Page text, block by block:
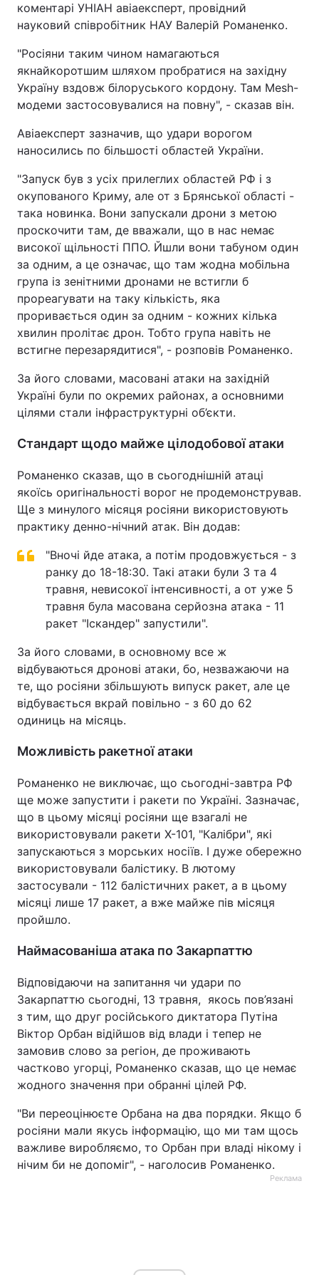
коментарі УНІАН авіаексперт, провідний
науковий співробітник НАУ Валерій Романенко.
"Росіяни таким чином намагаються
якнайкоротшим шляхом пробратися на західну
Україну вздовж білоруського кордону. Там Mesh-
модеми застосовувалися на повну", - сказав він.
Авіаексперт зазначив, що удари ворогом
наносились по більшості областей України.
"Запуск був з усіх прилеглих областей РФ і з
окупованого Криму, але от з Брянської області -
така новинка. Вони запускали дрони з метою
проскочити там, де вважали, що в нас немає
високої щільності ППО. Йшли вони табуном один
за одним, а це означає, що там жодна мобільна
група із зенітними дронами не встигли б
прореагувати на таку кількість, яка
проривається один за одним - кожних кілька
хвилин пролітає дрон. Тобто група навіть не
встигне перезарядитися", - розповів Романенко.
За його словами, масовані атаки на західній
Україні були по окремих районах, а основними
цілями стали інфраструктурні об’єкти.
Стандарт щодо майже цілодобової атаки
Романенко сказав, що в сьогоднішній атаці
якоїсь оригінальності ворог не продемонстрував.
Ще з минулого місяця росіяни використовують
практику денно-нічний атак. Він додав:
"Вночі йде атака, а потім продовжується - з
ранку до 18-18:30. Такі атаки були 3 та 4
травня, невисокої інтенсивності, а от уже 5
травня була масована серйозна атака - 11
ракет "Іскандер" запустили".
За його словами, в основному все ж
відбуваються дронові атаки, бо, незважаючи на
те, що росіяни збільшують випуск ракет, але це
відбувається вкрай повільно - з 60 до 62
одиниць на місяць.
Можливість ракетної атаки
Романенко не виключає, що сьогодні-завтра РФ
ще може запустити і ракети по Україні. Зазначає,
що в цьому місяці росіяни ще взагалі не
використовували ракети Х-101, "Калібри", які
запускаються з морських носіїв. І дуже обережно
використовували балістику. В лютому
застосували - 112 балістичних ракет, а в цьому
місяці лише 17 ракет, а вже майже пів місяця
пройшло.
Наймасованіша атака по Закарпаттю
Відповідаючи на запитання чи удари по
Закарпаттю сьогодні, 13 травня, якось пов’язані
з тим, що друг російського диктатора Путіна
Віктор Орбан відійшов від влади і тепер не
замовив слово за регіон, де проживають
частково угорці, Романенко сказав, що це немає
жодного значення при обранні цілей РФ.
"Ви переоцінюєте Орбана на два порядки. Якщо б
росіяни мали якусь інформацію, що ми там щось
важливе виробляємо, то Орбан при владі нікому і
нічим би не допоміг", - наголосив Романенко.
Реклама